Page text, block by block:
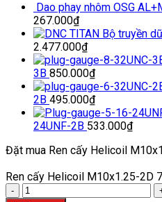
Dao phay nhôm OSG
267.000₫
Bộ truyền
2.477.000₫
3B 850.000₫
2B 495.000₫
24UNF-2B 533.000₫
Đặt mua Ren cấy Helicoil
Ren cấy Helicoil M10x1.25-2D
Quantity